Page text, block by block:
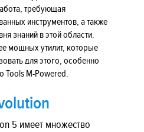
требующая
инструментов, а также
знаний в этой области.
мощных утилит, которые
для этого, особенно
Tools M-Powered.
5 имеет множество